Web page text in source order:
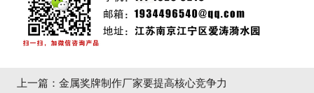
上一篇： 金属奖牌制作厂家要提高核心竞争力